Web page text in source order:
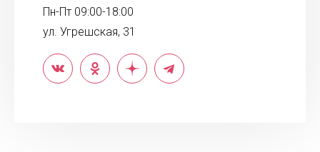
Пн-Пт 09:00-18:00
ул. Угрешская, 31